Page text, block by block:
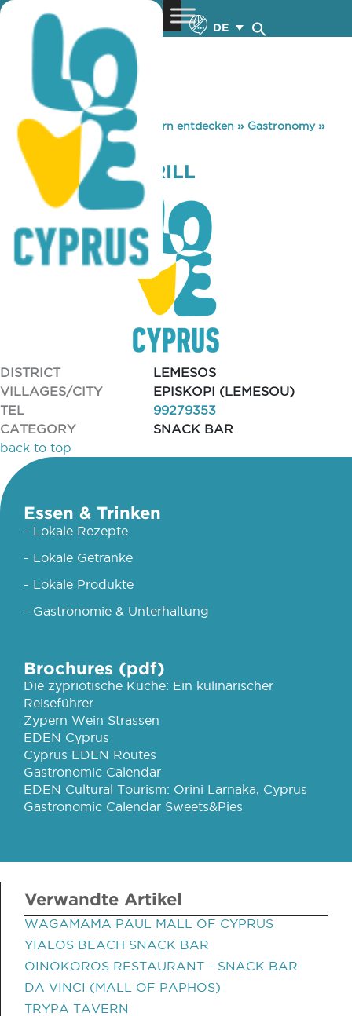
DE
You are here: Home »Zypern entdecken » Gastronomy»
ALL AROUND GRILL
ALL AROUND GRILL
DISTRICT
LEMESOS
VILLAGES/CITY
EPISKOPI (LEMESOU)
TEL
99279353
CATEGORY
SNACK BAR
back to top
Essen & Trinken
- Lokale Rezepte
- Lokale Getränke
- Lokale Produkte
- Gastronomie & Unterhaltung
Brochures (pdf)
Die zypriotische Küche: Ein kulinarischer
Reiseführer
Zypern Wein Strassen
EDEN Cyprus
Cyprus EDEN Routes
Gastronomic Calendar
EDEN Cultural Tourism: Orini Larnaka, Cyprus
Gastronomic Calendar Sweets&Pies
Verwandte Artikel
WAGAMAMA PAUL MALL OF CYPRUS
YIALOS BEACH SNACK BAR
OINOKOROS RESTAURANT - SNACK BAR
DA VINCI (MALL OF PAPHOS)
TRYPA TAVERN